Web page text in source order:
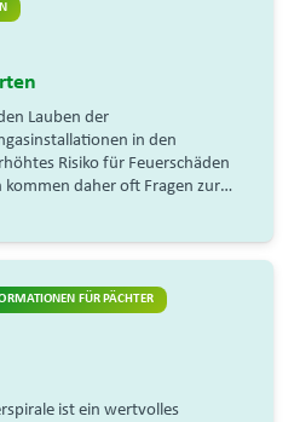
Lauben der
in den
Risiko für Feuerschäden
kommen daher oft Fragen zur…
FÜR PÄCHTER
ist ein wertvolles